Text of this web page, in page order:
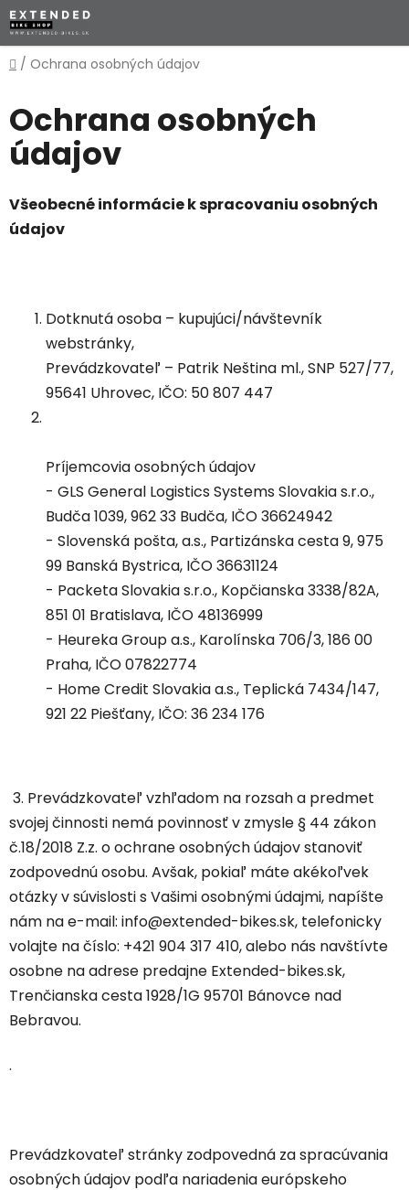
Prejsť
na
obsah
Domov
/ Ochrana osobných údajov
Ochrana osobných
údajov
Všeobecné informácie k spracovaniu osobných
údajov
Dotknutá osoba – kupujúci/návštevník
webstránky,
Prevádzkovateľ – Patrik Neština ml., SNP 527/77,
95641 Uhrovec, IČO: 50 807 447
Príjemcovia osobných údajov
- GLS General Logistics Systems Slovakia s.r.o.,
Budča 1039, 962 33 Budča, IČO 36624942
- Slovenská pošta, a.s., Partizánska cesta 9, 975
99 Banská Bystrica, IČO 36631124
- Packeta Slovakia s.r.o., Kopčianska 3338/82A,
851 01 Bratislava, IČO 48136999
- Heureka Group a.s., Karolínska 706/3, 186 00
Praha, IČO 07822774
- Home Credit Slovakia a.s., Teplická 7434/147,
921 22 Piešťany, IČO: 36 234 176
3. Prevádzkovateľ vzhľadom na rozsah a predmet
svojej činnosti nemá povinnosť v zmysle § 44 zákon
č.18/2018 Z.z. o ochrane osobných údajov stanoviť
zodpovednú osobu. Avšak, pokiaľ máte akékoľvek
otázky v súvislosti s Vašimi osobnými údajmi, napíšte
nám na e-mail: info@extended-bikes.sk, telefonicky
volajte na číslo: +421 904 317 410, alebo nás navštívte
osobne na adrese predajne Extended-bikes.sk,
Trenčianska cesta 1928/1G 95701 Bánovce nad
Bebravou.
.
Prevádzkovateľ stránky zodpovedná za spracúvania
osobných údajov podľa nariadenia európskeho